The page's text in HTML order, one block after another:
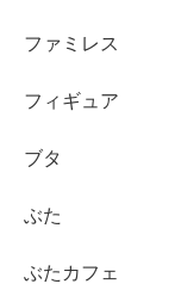
ファミレス
フィギュア
ブタ
ぶた
ぶたカフェ